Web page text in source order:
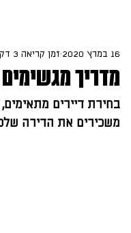
מדריך
16 במרץ 2020 זמן קריאה 3 דקות
בחירת דיירים
משכירים את הדירה